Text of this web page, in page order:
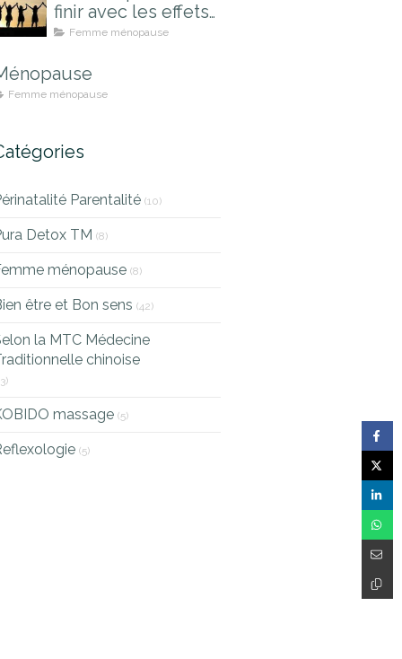
finir avec les effets
indésirables
Femme ménopause
Femme ménopause
Parentalité (10)
Detox TM (8)
ménopause (8)
être et Bon sens (42)
la MTC Médecine
chinoise
massage (5)
(5)